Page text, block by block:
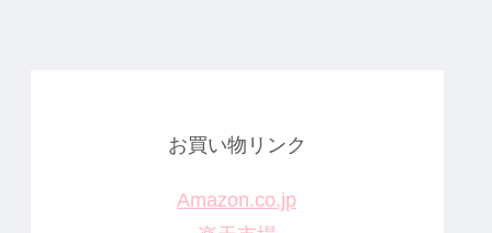
お買い物リンク
Amazon.co.jp